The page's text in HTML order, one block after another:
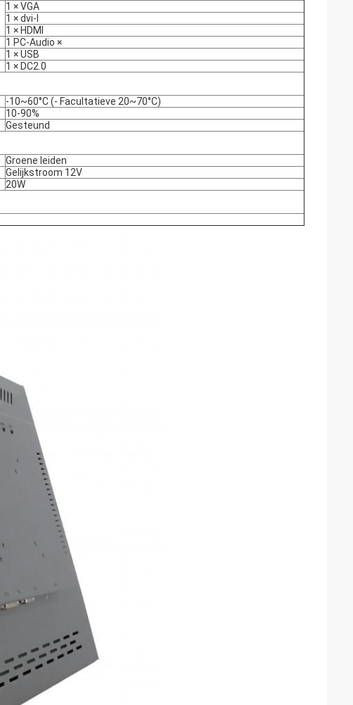
1 × VGA
1 × dvi-I
1 × HDMI
1 PC-Audio ×
1 × USB
1 × DC2.0
-10~60°C (- Facultatieve 20~70°C)
10-90%
Gesteund
Groene leiden
Gelijkstroom 12V
20W